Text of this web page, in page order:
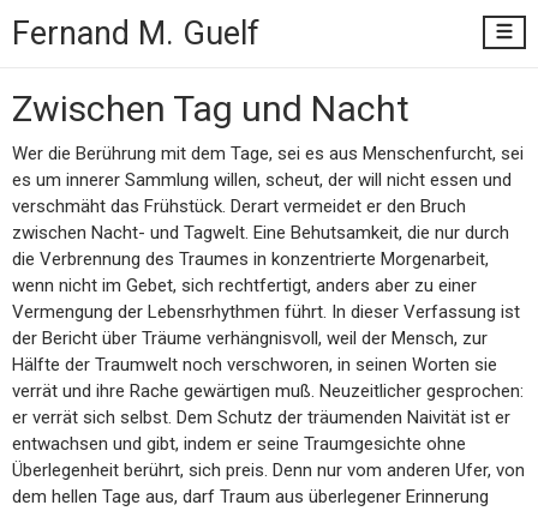
Fernand M. Guelf
Zwischen Tag und Nacht
Wer die Berührung mit dem Tage, sei es aus Menschenfurcht, sei
es um innerer Sammlung willen, scheut, der will nicht essen und
verschmäht das Frühstück. Derart vermeidet er den Bruch
zwischen Nacht- und Tagwelt. Eine Behutsamkeit, die nur durch
die Verbrennung des Traumes in konzentrierte Morgenarbeit,
wenn nicht im Gebet, sich rechtfertigt, anders aber zu einer
Vermengung der Lebensrhythmen führt. In dieser Verfassung ist
der Bericht über Träume verhängnisvoll, weil der Mensch, zur
Hälfte der Traumwelt noch verschworen, in seinen Worten sie
verrät und ihre Rache gewärtigen muß. Neuzeitlicher gesprochen:
er verrät sich selbst. Dem Schutz der träumenden Naivität ist er
entwachsen und gibt, indem er seine Traumgesichte ohne
Überlegenheit berührt, sich preis. Denn nur vom anderen Ufer, von
dem hellen Tage aus, darf Traum aus überlegener Erinnerung